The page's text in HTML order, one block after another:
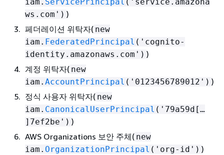
ws.com') )
페더레이션 위탁자( new
iam. FederatedPrincipal ('cognito-
identity.amazonaws.com') )
계정 위탁자( new
iam. AccountPrincipal ('0123456789012') )
정식 사용자 위탁자( new
iam. CanonicalUserPrincipal ('79a59d[…​
]7ef2be') )
AWS Organizations 보안 주체( new
iam. OrganizationPrincipal ('org-id') )